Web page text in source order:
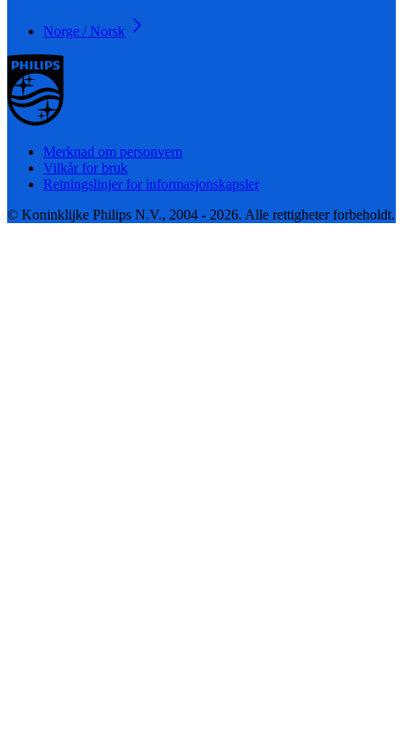
Norge / Norsk
Merknad om personvern
Vilkår for bruk
Retningslinjer for informasjonskapsler
© Koninklijke Philips N.V., 2004 - 2026. Alle rettigheter forbeholdt.